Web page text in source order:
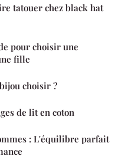
tatouer chez black hat
pour choisir une
fille
choisir ?
de lit en coton
: L'équilibre parfait